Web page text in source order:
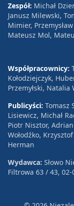
Zespół: Michał
Janusz Milewski,
Mimier,
Mateusz Mol,
Współpracownicy:
Kołodziejczyk,
Przemyłski, Natalia
Publicyści: Tomasz
Lisiewicz, Michał
Piotr Nisztor,
Wołodźko,
Herman
Wydawca: Słowo
Filtrowa 63 / 43, 02-